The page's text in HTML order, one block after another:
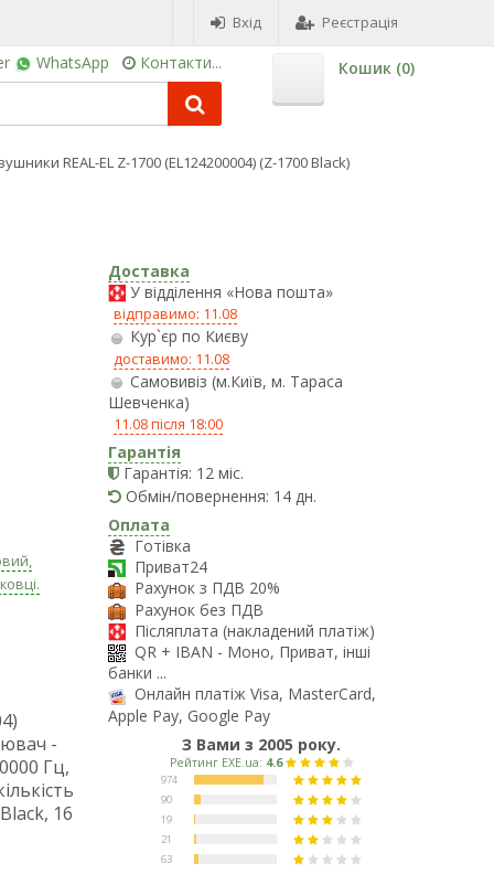
Вхід Реєстрація
WhatsApp Контакти... Кошик (0)
REAL-EL Z-1700 (EL124200004) (Z-1700 Black)
-
Гц,
16
Доставка
У відділення «Нова пошта»
відправимо: 11.08
Кур`єр по Києву
доставимо: 11.08
Самовивіз (м.Київ, м. Тараса
Шевченка)
11.08 після 18:00
Гарантія
Гарантія: 12 міс.
Обмін/повернення: 14 дн.
Оплата
Готівка
Приват24
Рахунок з ПДВ 20%
Рахунок без ПДВ
Післяплата (накладений платіж)
QR + IBAN - Моно, Приват, інші
банки ...
Онлайн платіж Visa, MasterCard,
Apple Pay, Google Pay
З Вами з 2005 року.